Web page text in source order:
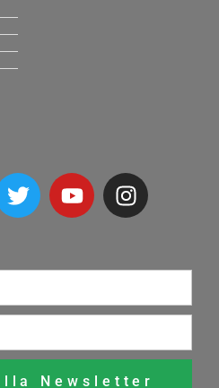
Newsletter